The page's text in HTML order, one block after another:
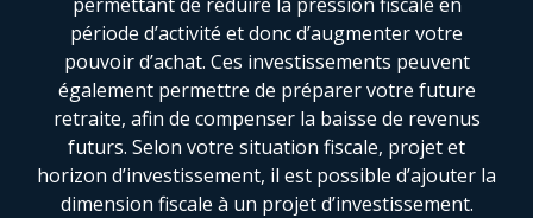
période d’activité et donc d’augmenter votre
pouvoir d’achat. Ces investissements peuvent
également permettre de préparer votre future
retraite, afin de compenser la baisse de revenus
futurs. Selon votre situation fiscale, projet et
horizon d’investissement, il est possible d’ajouter la
dimension fiscale à un projet d’investissement.